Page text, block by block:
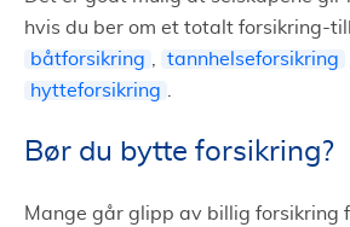
hvis du ber om et totalt forsikring-
båtforsikring
tannhelseforsikring
hytteforsikring
Bør du bytte forsikring?
Mange går glipp av billig forsikring